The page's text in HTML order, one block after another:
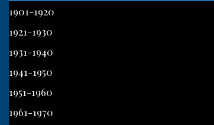
1901-1920
1921-1930
1931-1940
1941-1950
1951-1960
1961-1970